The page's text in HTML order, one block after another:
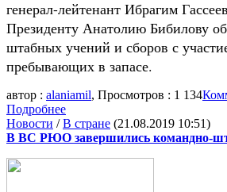
генерал-лейтенант Ибрагим
Президенту Анатолию Бибилову
штабных учений и сборов с
пребывающих в запасе.
автор : alaniamil, Просмотров : 1 134
Подробнее
Новости /В стране (21.08.2019 10:51)
В ВС РЮО завершились командно-